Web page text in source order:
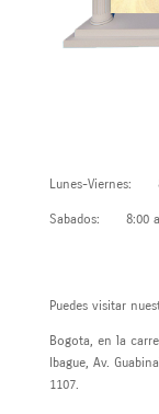
Lunes-Viernes:
Sabados: 8:00
Puedes visitar
Bogota, en la
Ibague, Av.
1107.